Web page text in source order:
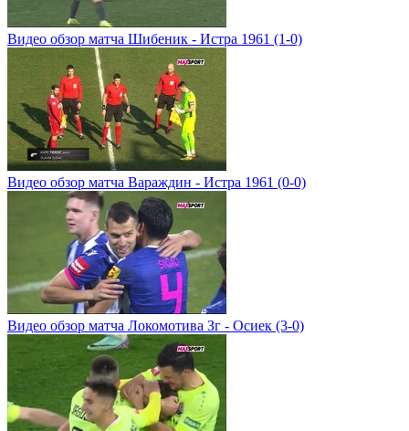
Видео обзор матча Шибеник - Истра 1961 (1-0)
Видео обзор матча Вараждин - Истра 1961 (0-0)
Видео обзор матча Локомотива Зг - Осиек (3-0)